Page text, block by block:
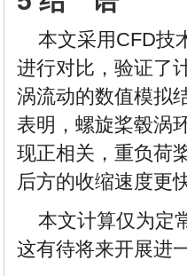
本文采用CFD技
进行对比，验证了
涡流动的数值模拟
表明，螺旋桨毂涡
现正相关，重负荷
后方的收缩速度更
本文计算仅为定
这有待将来开展进